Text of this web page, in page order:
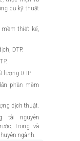
cụ kỹ thuật
thiết kế,
DTP.
lượng DTP.
phần mềm
dịch thuật.
tài nguyên
trong và
ngành.